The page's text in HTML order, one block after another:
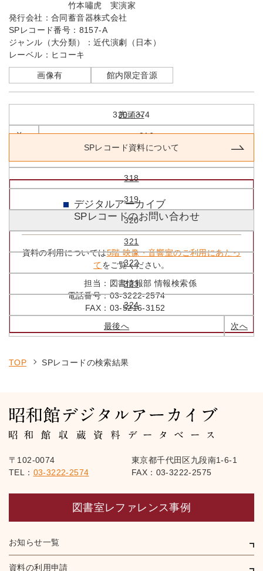
竹本嘯虎 実演家
発行会社： 合同蓄音器株式会社
SPレコード番号： 8157-A
ジャンル（大分類）： 近代演劇（日本）
レーベル： ヒコーキ
画像有 館内限定音源
320 / 374
先頭へ
前へ 316
318
319
320
321
322
323
324
次へ
最後へ
SPレコード資料について
デジタルアーカイブ
SPレコードのお問い合わせ
資料の利用については5階 映像・音響室のご利用にあたっ
てをご覧ください。
担当： 図書情報部 情報検索係
電話番号：03-3222-2574
FAX： 03-5216-3152
TOP SPレコードの検索結果
〒102-0074
東京都千代田区九段南1-6-1
TEL： 03-3222-2574 FAX：03-3222-2575
図書室レファレンス事例
お知らせ一覧
資料の利用申請